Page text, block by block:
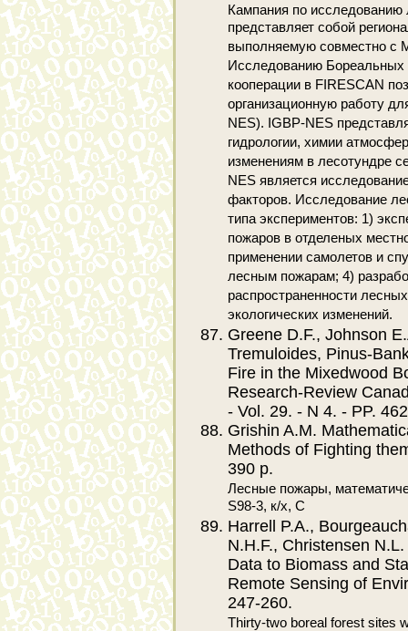
Кампания по
представляет собой
выполняемую совместно с
Исследованию Бореальных
кооперации в FIRESCAN
организационную работу
NES). IGBP-NES
гидрологии, химии
изменениям в лесотундре
NES является
факторов. Исследование
типа экспериментов: 1)
пожаров в отделеных
применении самолетов и
лесным пожарам; 4)
распространенности
экологических изменений.
Greene D.F., Johnson
Tremuloides, Pinus-
Fire in the Mixedwood
Research-Review
- Vol. 29. - N 4. - PP.
Grishin A.M.
Methods of Fighting
390 p.
Лесные пожары,
S98-3, к/х, С
Harrell P.A.,
N.H.F., Christensen
Data to Biomass and
Remote Sensing of
247-260.
Thirty-two boreal forest sites